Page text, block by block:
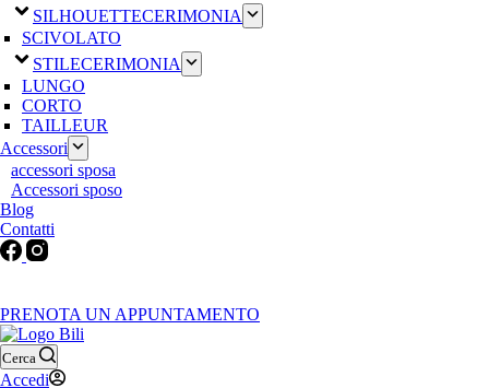
SILHOUETTECERIMONIA
SCIVOLATO
STILECERIMONIA
LUNGO
CORTO
TAILLEUR
Accessori
accessori sposa
Accessori sposo
Blog
Contatti
PRENOTA UN APPUNTAMENTO
Cerca
Accedi